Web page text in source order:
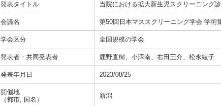
発表タイトル 当院における拡大新生児スクリーニング
会議名 第50回日本マススクリーニング学会 学術
学会区分 全国規模の学会
発表者・共同発表者 鹿野直樹、小澤南、右田王介、松永綾子
発表年月日 2023/08/25
開催地
（都市, 国名）
新潟